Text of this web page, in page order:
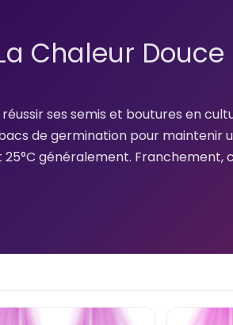
Chaleur Douce
ses semis et boutures en
de germination pour maintenir
généralement. Franchement,